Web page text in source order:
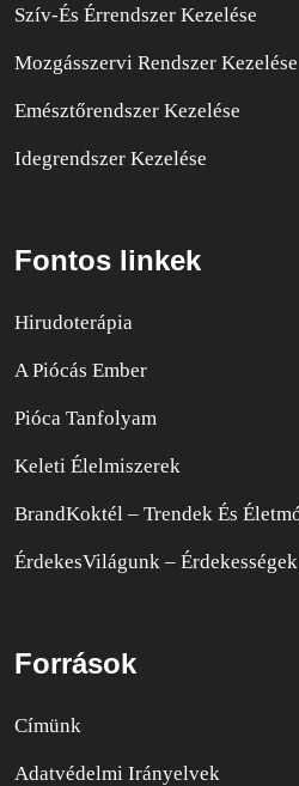
Szív-És Érrendszer Kezelése
Mozgásszervi Rendszer Kezelése
Emésztőrendszer Kezelése
Idegrendszer Kezelése
Fontos linkek
Hirudoterápia
A Piócás Ember
Pióca Tanfolyam
Keleti Élelmiszerek
BrandKoktél – Trendek És
ÉrdekesVilágunk –
Források
Címünk
Adatvédelmi Irányelvek